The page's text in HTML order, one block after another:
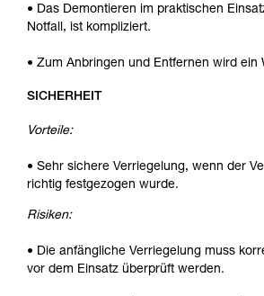
• Das Demontieren im praktischen
Notfall, ist kompliziert.
• Zum Anbringen und Entfernen wird ein
SICHERHEIT
Vorteile:
• Sehr sichere Verriegelung, wenn der
richtig festgezogen wurde.
Risiken:
• Die anfängliche Verriegelung muss
vor dem Einsatz überprüft werden.